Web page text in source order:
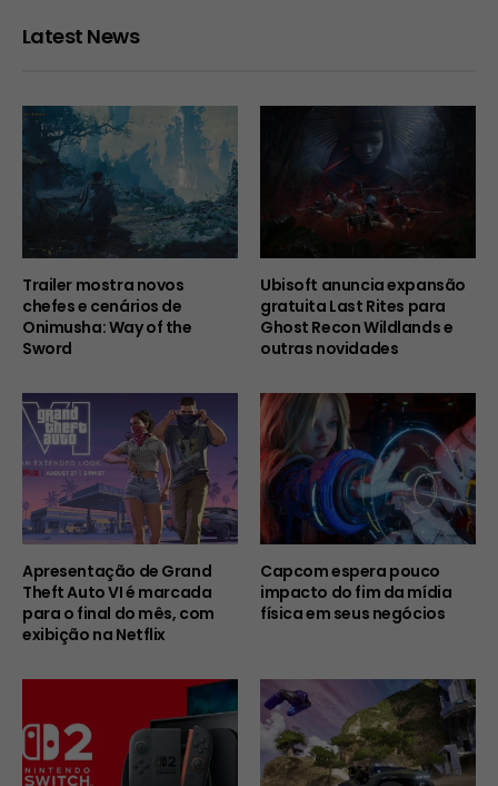
Latest News
Trailer mostra novos
chefes e cenários de
Onimusha: Way of the
Sword
Ubisoft anuncia expansão
gratuita Last Rites para
Ghost Recon Wildlands e
outras novidades
Apresentação de Grand
Theft Auto VI é marcada
para o final do mês, com
exibição na Netflix
Capcom espera pouco
impacto do fim da mídia
física em seus negócios